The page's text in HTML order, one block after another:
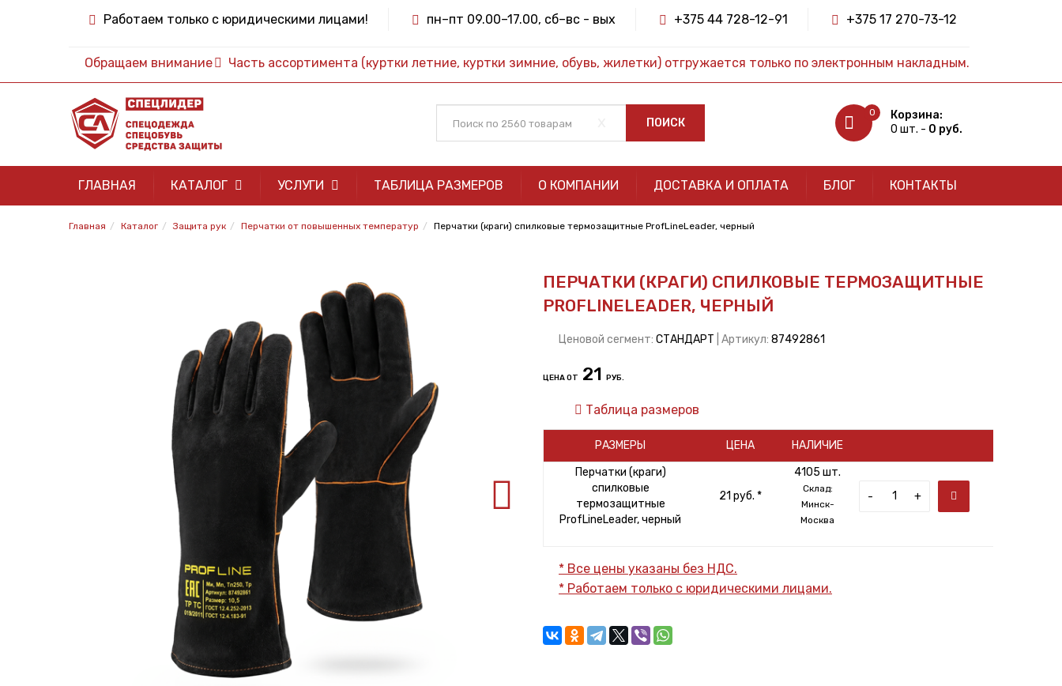
Работаем только с юридическими лицами! пн–пт 09.00–17.00, сб–вс - вых +375 44 728-12-91 +375 17 270-73-12
Обращаем внимание Часть ассортимента (куртки летние, куртки зимние, обувь, жилетки) отгружается только по электронным накладным.
ПОИСК
0
Корзина:
0 шт. - 0 руб.
ГЛАВНАЯ КАТАЛОГ УСЛУГИ ТАБЛИЦА РАЗМЕРОВ О КОМПАНИИ ДОСТАВКА И ОПЛАТА БЛОГ КОНТАКТЫ
Главная Каталог Защита рук Перчатки от повышенных температур Перчатки (краги) спилковые термозащитные ProfLineLeader, черный
ПЕРЧАТКИ (КРАГИ) СПИЛКОВЫЕ ТЕРМОЗАЩИТНЫЕ
PROFLINELEADER, ЧЕРНЫЙ
Ценовой сегмент: СТАНДАРТ | Артикул: 87492861
ЦЕНА ОТ 21 РУБ.
Таблица размеров
РАЗМЕРЫ ЦЕНА
НАЛИЧИЕ
Перчатки (краги)
спилковые
термозащитные
ProfLineLeader, черный
21 руб. *
4105 шт.
Склад:
Минск-
Москва
- +
* Все цены указаны без НДС.
* Работаем только с юридическими лицами.